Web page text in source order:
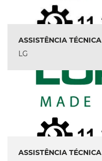
ASSISTÊNCIA TÉCNICA
LG
ASSISTÊNCIA TÉCNICA